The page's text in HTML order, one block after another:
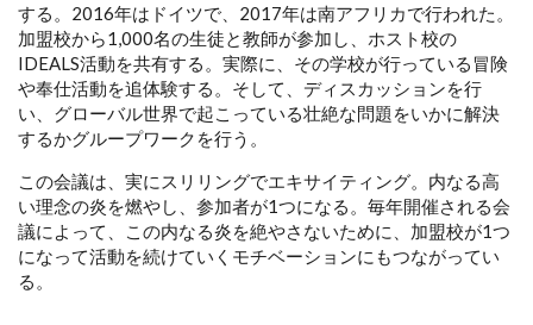
する。2016年はドイツで、2017年は南アフリカで行われた。
加盟校から1,000名の生徒と教師が参加し、ホスト校の
IDEALS活動を共有する。実際に、その学校が行っている冒険
や奉仕活動を追体験する。そして、ディスカッションを行
い、グローバル世界で起こっている壮絶な問題をいかに解決
するかグループワークを行う。
この会議は、実にスリリングでエキサイティング。内なる高
い理念の炎を燃やし、参加者が1つになる。毎年開催される会
議によって、この内なる炎を絶やさないために、加盟校が1つ
になって活動を続けていくモチベーションにもつながってい
る。